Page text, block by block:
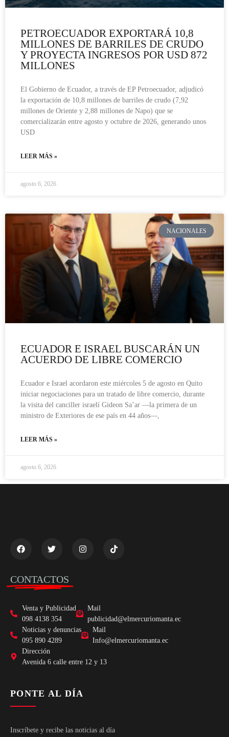
PETROECUADOR EXPORTARÁ 10,8
MILLONES DE BARRILES DE CRUDO
Y PROYECTA INGRESOS POR USD 872
MILLONES
El Gobierno de Ecuador, a través de EP Petroecuador, adjudicó
la exportación de 10,8 millones de barriles de crudo (7,92
millones de Oriente y 2,88 millones de Napo) que se
comercializarán entre agosto y octubre de 2026, generando unos
USD
LEER MÁS »
agosto 6, 2026
NACIONALES
ECUADOR E ISRAEL BUSCARÁN UN
ACUERDO DE LIBRE COMERCIO
Ecuador e Israel acordaron este miércoles 5 de agosto en Quito
iniciar negociaciones para un tratado de libre comercio, durante
la visita del canciller israelí Gideon Sa’ar —la primera de un
ministro de Exteriores de ese país en 44 años—,
LEER MÁS »
agosto 6, 2026
CONTACTOS
Venta y Publicidad
098 4138 354
Mail
publicidad@elmercuriomanta.ec
Noticias y denuncias
095 890 4289
Mail
Info@elmercuriomanta.ec
Dirección
Avenida 6 calle entre 12 y 13
PONTE AL DÍA
Inscríbete y recibe las noticias al día